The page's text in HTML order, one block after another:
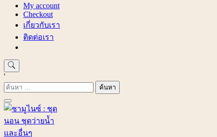
My account
Checkout
เกี่ยวกับเรา
ติดต่อเรา
'
ค้นหา
สำหรับ: